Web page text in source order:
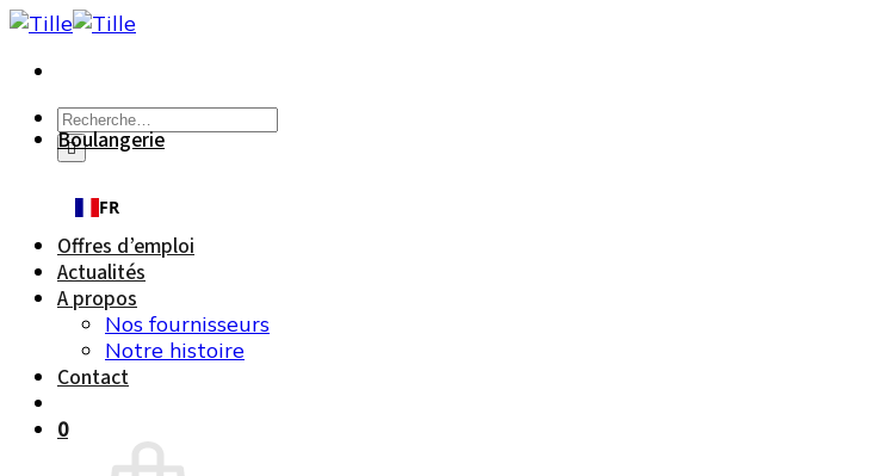
Passer
contenu
Recherche
pour :
FR
Offres d’emploi
Actualités
A propos
Nos fournisseurs
Notre histoire
Contact
0
Boulangerie